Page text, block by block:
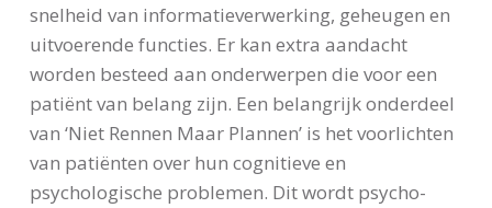
snelheid van informatieverwerking, geheugen en
uitvoerende functies. Er kan extra aandacht
worden besteed aan onderwerpen die voor een
patiënt van belang zijn. Een belangrijk onderdeel
van ‘Niet Rennen Maar Plannen’ is het voorlichten
van patiënten over hun cognitieve en
psychologische problemen. Dit wordt psycho-